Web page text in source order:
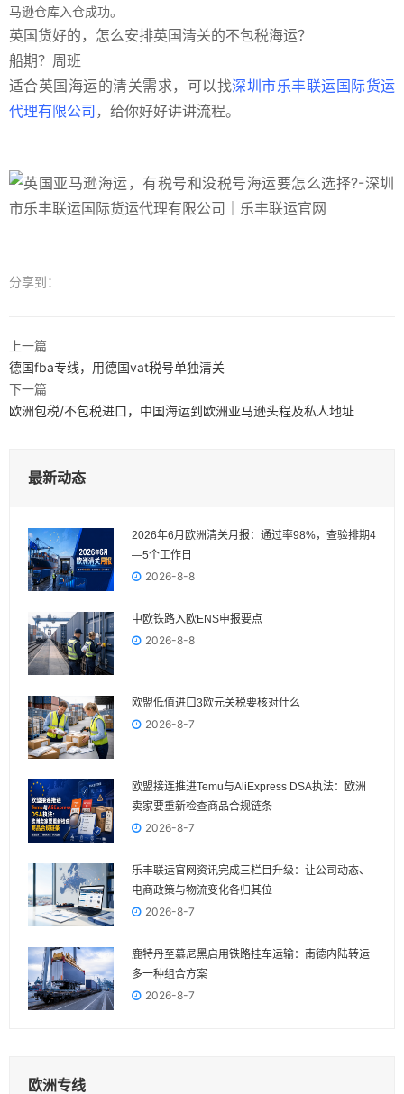
马逊仓库入仓成功。
英国货好的，怎么安排英国清关的不包税海运？
船期？周班
适合英国海运的清关需求，可以找深圳市乐丰联运国际货运
代理有限公司 ，给你好好讲讲流程。
分享到：
上一篇
德国fba专线，用德国vat税号单独清关
下一篇
欧洲包税/不包税进口，中国海运到欧洲亚马逊头程及私人地址
最新动态
2026年6月欧洲清关月报：通过率98%，查验排期4
—5个工作日
2026-8-8
中欧铁路入欧ENS申报要点
2026-8-8
欧盟低值进口3欧元关税要核对什么
2026-8-7
欧盟接连推进Temu与AliExpress DSA执法：欧洲
卖家要重新检查商品合规链条
2026-8-7
乐丰联运官网资讯完成三栏目升级：让公司动态、
电商政策与物流变化各归其位
2026-8-7
鹿特丹至慕尼黑启用铁路挂车运输：南德内陆转运
多一种组合方案
2026-8-7
欧洲专线